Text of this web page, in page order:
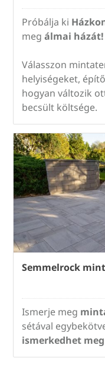
Próbálja ki
meg álmai házát!
Válasszon
helyiségeket,
hogyan változik
becsült költsége.
Semmelrock
Ismerje meg
sétával
ismerkedhet